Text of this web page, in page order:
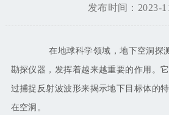
发布时间：2023-
在地球科学领域，地下空洞探
勘探仪器，发挥着越来越重要的作用。
过捕捉反射波波形来揭示地下目标体的
在空洞。